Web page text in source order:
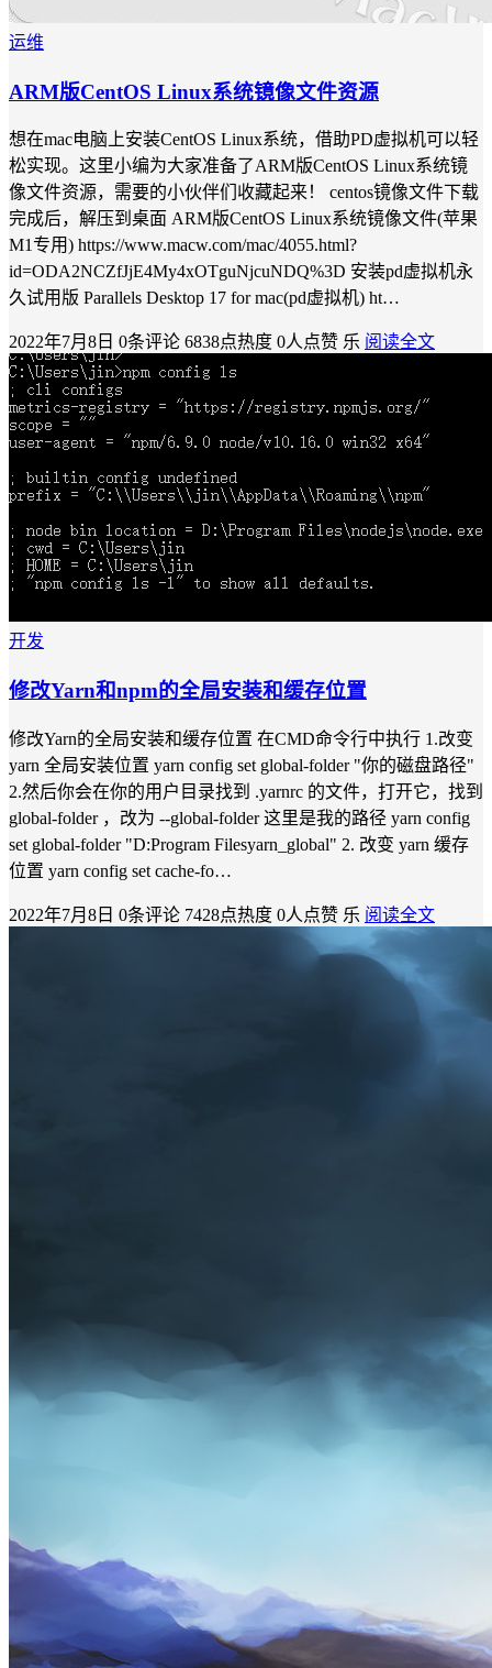
运维
ARM版CentOS Linux系统镜像文件资源
想在mac电脑上安装CentOS Linux系统，借助PD虚拟机可以轻
松实现。这里小编为大家准备了ARM版CentOS Linux系统镜
像文件资源，需要的小伙伴们收藏起来！ centos镜像文件下载
完成后，解压到桌面 ARM版CentOS Linux系统镜像文件(苹果
M1专用) https://www.macw.com/mac/4055.html?
id=ODA2NCZfJjE4My4xOTguNjcuNDQ%3D 安装pd虚拟机永
久试用版 Parallels Desktop 17 for mac(pd虚拟机) ht…
2022年7月8日 0条评论 6838点热度 0人点赞 乐 阅读全文
开发
修改Yarn和npm的全局安装和缓存位置
修改Yarn的全局安装和缓存位置 在CMD命令行中执行 1.改变
yarn 全局安装位置 yarn config set global-folder "你的磁盘路径"
2.然后你会在你的用户目录找到 .yarnrc 的文件，打开它，找到
global-folder ，改为 --global-folder 这里是我的路径 yarn config
set global-folder "D:Program Filesyarn_global" 2. 改变 yarn 缓存
位置 yarn config set cache-fo…
2022年7月8日 0条评论 7428点热度 0人点赞 乐 阅读全文